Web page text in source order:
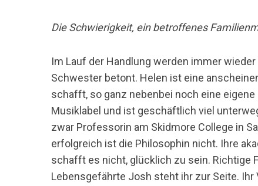
Die Schwierigkeit, ein betroffenes
Im Lauf der Handlung werden immer
Schwester betont. Helen ist eine
schafft, so ganz nebenbei noch eine
Musiklabel und ist geschäftlich viel
zwar Professorin am Skidmore College in
erfolgreich ist die Philosophin nicht. Ihre
schafft es nicht, glücklich zu sein. Richtige
Lebensgefährte Josh steht ihr zur Seite.